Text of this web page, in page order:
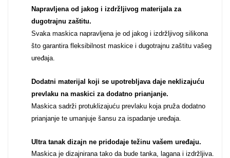
Napravljena od jakog i izdržljivog materijala za
dugotrajnu zaštitu.
Svaka maskica napravljena je od jakog i izdržljivog silikona
što garantira fleksibilnost maskice i dugotrajnu zaštitu vašeg
uređaja.
Dodatni materijal koji se upotrebljava daje neklizajuću
prevlaku na maskici za dodatno prianjanje.
Maskica sadrži protuklizajuću prevlaku koja pruža dodatno
prianjanje te umanjuje šansu za ispadanje uređaja.
Ultra tanak dizajn ne pridodaje težinu vašem uređaju.
Maskica je dizajnirana tako da bude tanka, lagana i izdržljiva.
Svijet životinja Auto - Moto motivi